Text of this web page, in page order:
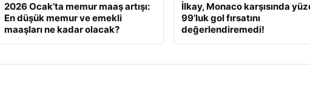
2026 Ocak’ta memur maaş artışı:
En düşük memur ve emekli
maaşları ne kadar olacak?
İlkay, Monaco karşısında
99’luk gol fırsatını
değerlendiremedi!